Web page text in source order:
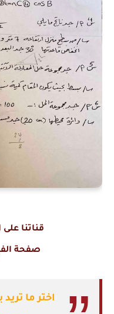
قناتنا
صفحة
اختر ما